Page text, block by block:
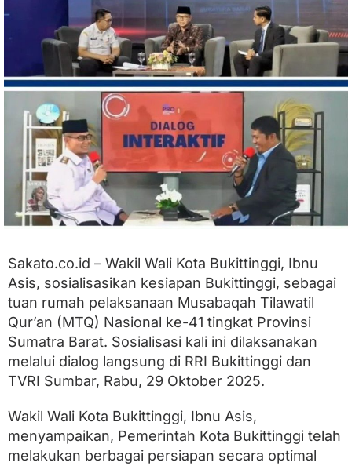
i
S
o
s
i
a
l
i
i
k
a
n
P
s
i
a
p
a
T
Q
e
-
4
Sakato.co.id – Wakil Wali Kota Bukittinggi, Ibnu
Asis, sosialisasikan kesiapan Bukittinggi, sebagai
tuan rumah pelaksanaan Musabaqah Tilawatil
Qur’an (MTQ) Nasional ke-41 tingkat Provinsi
Sumatra Barat. Sosialisasi kali ini dilaksanakan
melalui dialog langsung di RRI Bukittinggi dan
TVRI Sumbar, Rabu, 29 Oktober 2025.
Wakil Wali Kota Bukittinggi, Ibnu Asis,
menyampaikan, Pemerintah Kota Bukittinggi telah
melakukan berbagai persiapan secara optimal